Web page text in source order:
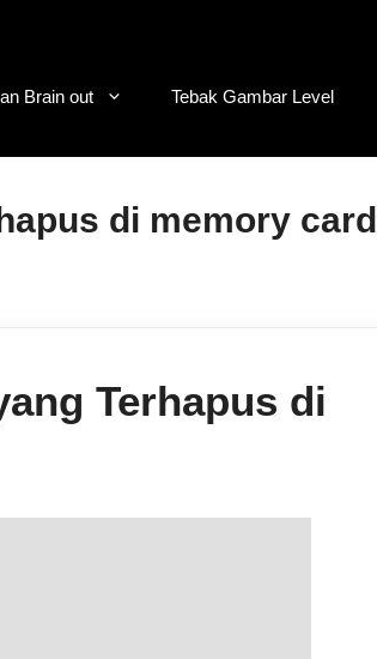
Brain out Tebak Gambar Level
di memory card
Terhapus di